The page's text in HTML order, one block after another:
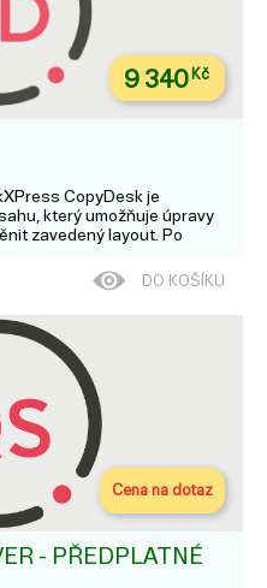
9 340Kč
CopyDesk je
který umožňuje úpravy
zavedený layout. Po
a grafiku označit jako
DO KOŠÍKU
Cena na dotaz
- PŘEDPLATNÉ